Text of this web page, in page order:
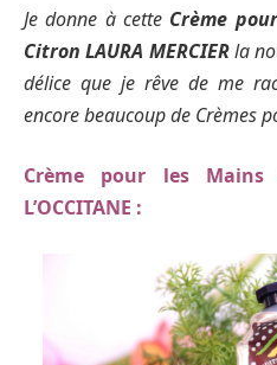
Je donne àcette Crème
Citron LAURA MERCIERla
délice que je rêve de me
encore beaucoup de Crèmes
Crème pour les
L’OCCITANE :